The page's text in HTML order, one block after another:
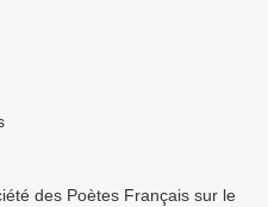
des Poètes Français sur le